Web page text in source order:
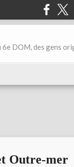
6e DOM, des gens
Outre-mer